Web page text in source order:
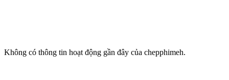
Không có thông tin hoạt động gần đây của chepphimeh.